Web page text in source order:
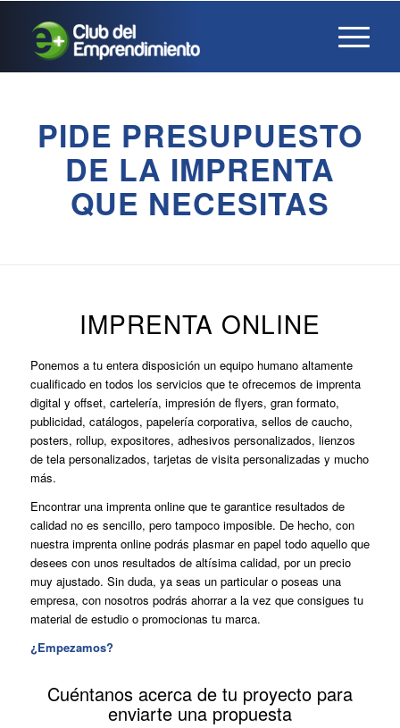
PIDE PRESUPUESTO
DE LA IMPRENTA
QUE NECESITAS
IMPRENTA ONLINE
Ponemos a tu entera disposición un equipo humano altamente
cualificado en todos los servicios que te ofrecemos de imprenta
digital y offset, cartelería, impresión de flyers, gran formato,
publicidad, catálogos, papelería corporativa, sellos de caucho,
posters, rollup, expositores, adhesivos personalizados, lienzos
de tela personalizados, tarjetas de visita personalizadas y mucho
más.
Encontrar una imprenta online que te garantice resultados de
calidad no es sencillo, pero tampoco imposible. De hecho, con
nuestra imprenta online podrás plasmar en papel todo aquello que
desees con unos resultados de altísima calidad, por un precio
muy ajustado. Sin duda, ya seas un particular o poseas una
empresa, con nosotros podrás ahorrar a la vez que consigues tu
material de estudio o promocionas tu marca.
¿Empezamos?
Cuéntanos acerca de tu proyecto para
enviarte una propuesta